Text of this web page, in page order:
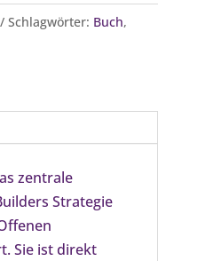
Schlagwörter: Buch,
zentrale
Strategie
Sie ist direkt